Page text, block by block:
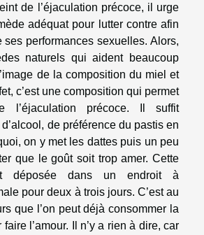
de l’éjaculation précoce, il urge
adéquat pour lutter contre afin
ses performances sexuelles. Alors,
naturels qui aident beaucoup
de la composition du miel et
c’est une composition qui permet
l’éjaculation précoce. Il suffit
de préférence du pastis en
on y met les dattes puis un peu
que le goût soit trop amer. Cette
déposée dans un endroit à
pour deux à trois jours. C’est au
que l’on peut déjà consommer la
l’amour. Il n’y a rien à dire, car